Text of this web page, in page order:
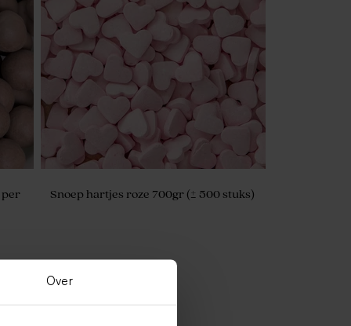
Over
per
Snoep hartjes roze 700gr (± 500 stuks)